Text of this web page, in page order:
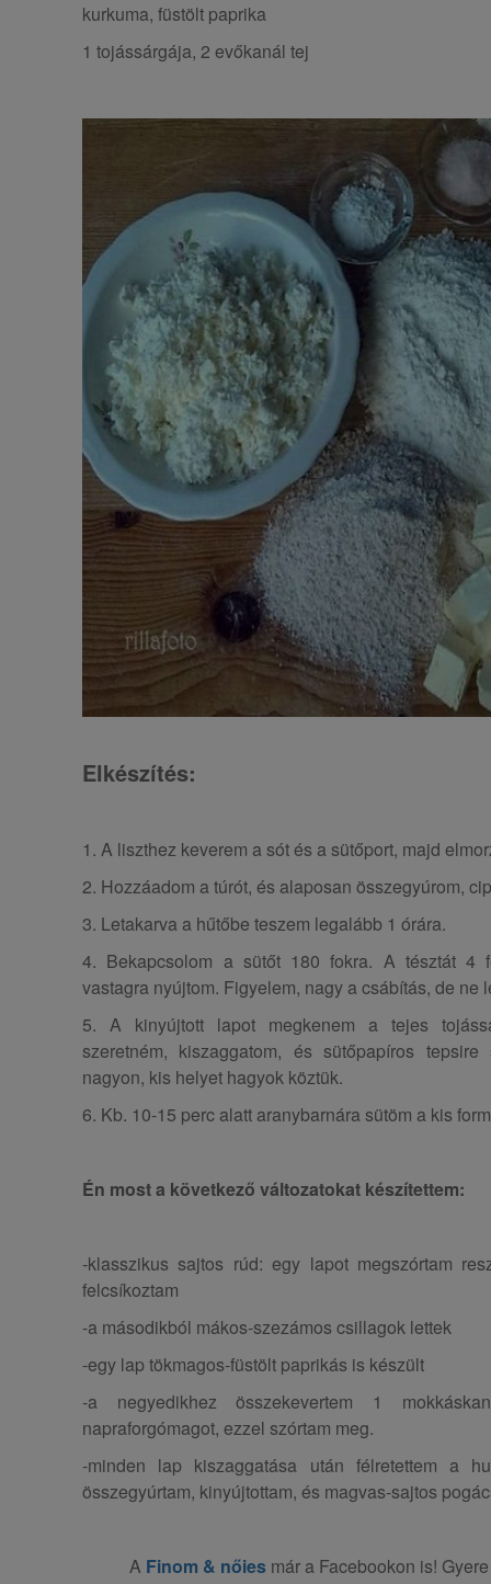
kurkuma, füstölt paprika
1 tojássárgája, 2 evőkanál tej
Elkészítés:
1. A liszthez keverem a sót és a sütőport, majd
2. Hozzáadom a túrót, és alaposan összegyúrom,
3. Letakarva a hűtőbe teszem legalább 1 órára.
4. Bekapcsolom a sütőt 180 fokra. A tésztát 4
vastagra nyújtom. Figyelem, nagy a csábítás, de ne
5. A kinyújtott lapot megkenem a tejes
szeretném, kiszaggatom, és sütőpapíros
nagyon, kis helyet hagyok köztük.
6. Kb. 10-15 perc alatt aranybarnára sütöm a kis
Én most a következő változatokat készítettem:
-klasszikus sajtos rúd: egy lapot megszórtam
felcsíkoztam
-a másodikból mákos-szezámos csillagok lettek
-egy lap tökmagos-füstölt paprikás is készült
-a negyedikhez összekevertem 1
napraforgómagot, ezzel szórtam meg.
-minden lap kiszaggatása után félretettem a
összegyúrtam, kinyújtottam, és magvas-sajtos
A Finom & nőies már a Facebookon is!